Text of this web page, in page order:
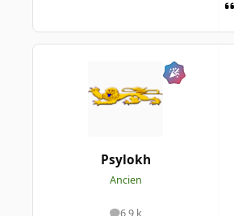
Psylokh
Ancien
6,9 k